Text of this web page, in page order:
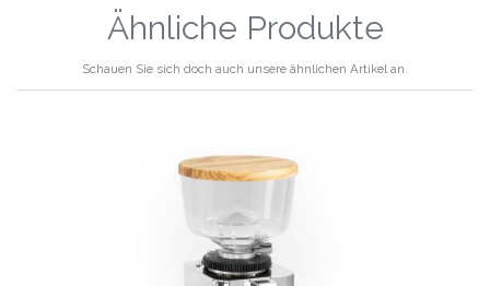
Ähnliche Produkte
Schauen Sie sich doch auch unsere ähnlichen Artikel an.